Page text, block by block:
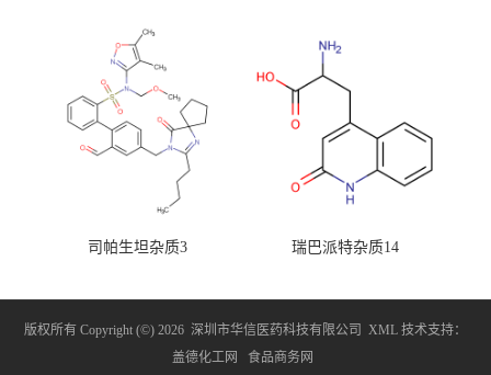
司帕生坦杂质3 瑞巴派特杂质14
版权所有 Copyright (©) 2026 深圳市华信医药科技有限公司 XML 技术支持：
盖德化工网
食品商务网